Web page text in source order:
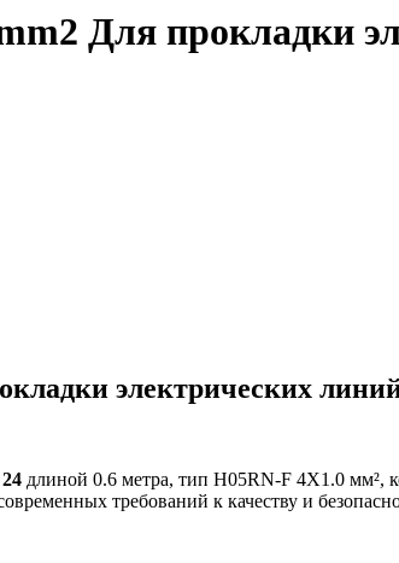
Для прокладки
электрических
длиной 0.6 метра, тип H05RN-F 4X1.0 мм²,
требований к качеству и